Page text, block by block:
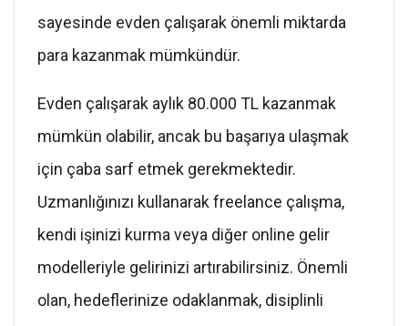
sayesinde evden çalışarak önemli miktarda
para kazanmak mümkündür.
Evden çalışarak aylık 80.000 TL kazanmak
mümkün olabilir, ancak bu başarıya ulaşmak
için çaba sarf etmek gerekmektedir.
Uzmanlığınızı kullanarak freelance çalışma,
kendi işinizi kurma veya diğer online gelir
modelleriyle gelirinizi artırabilirsiniz. Önemli
olan, hedeflerinize odaklanmak, disiplinli